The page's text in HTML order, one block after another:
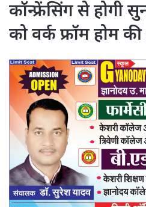
कॉन्फ्रेंसिंग से होगी
को वर्क फ्रॉम होम